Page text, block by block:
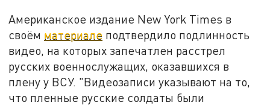
Американское издание New York Times в
своём материале подтвердило подлинность
видео, на которых запечатлен расстрел
русских военнослужащих, оказавшихся в
плену у ВСУ. "Видеозаписи указывают на то,
что пленные русские солдаты были